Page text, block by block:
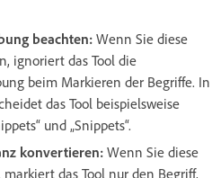
beachten: Wenn Sie diese
ignoriert das Tool die
beim Markieren der Begriffe. In
das Tool beispielsweise
und „Snippets“.
konvertieren: Wenn Sie diese
das Tool nur den Begriff,